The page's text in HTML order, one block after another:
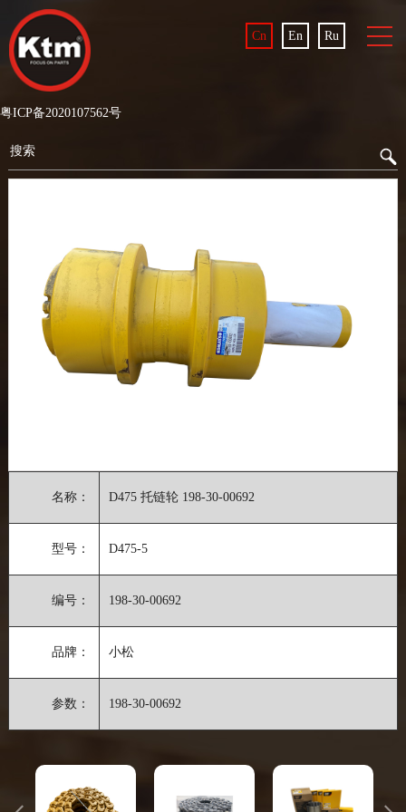
Cn En Ru
粤ICP备2020107562号
名称： D475 托链轮 198-30-00692
型号： D475-5
编号： 198-30-00692
品牌： 小松
参数： 198-30-00692